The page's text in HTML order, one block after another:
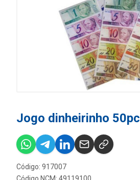
Jogo dinheirinho 50pc
Código: 917007